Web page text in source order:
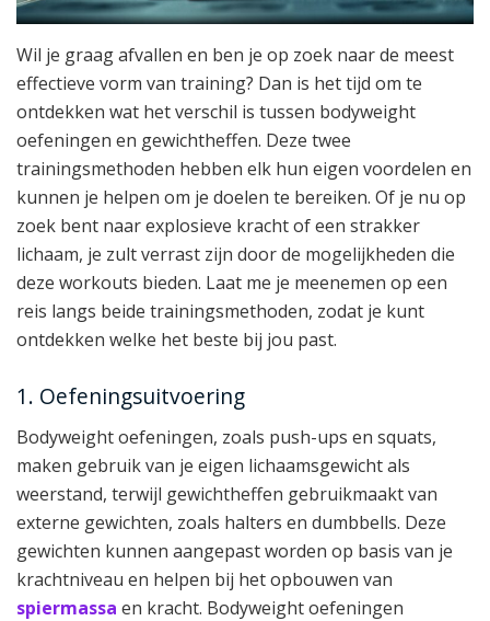
Wil je graag afvallen en ben je op zoek naar de meest
effectieve vorm van training? Dan is het tijd om te
ontdekken wat het verschil is tussen bodyweight
oefeningen en gewichtheffen. Deze twee
trainingsmethoden hebben elk hun eigen voordelen en
kunnen je helpen om je doelen te bereiken. Of je nu op
zoek bent naar explosieve kracht of een strakker
lichaam, je zult verrast zijn door de mogelijkheden die
deze workouts bieden. Laat me je meenemen op een
reis langs beide trainingsmethoden, zodat je kunt
ontdekken welke het beste bij jou past.
1. Oefeningsuitvoering
Bodyweight oefeningen, zoals push-ups en squats,
maken gebruik van je eigen lichaamsgewicht als
weerstand, terwijl gewichtheffen gebruikmaakt van
externe gewichten, zoals halters en dumbbells. Deze
gewichten kunnen aangepast worden op basis van je
krachtniveau en helpen bij het opbouwen van
spiermassa en kracht. Bodyweight oefeningen